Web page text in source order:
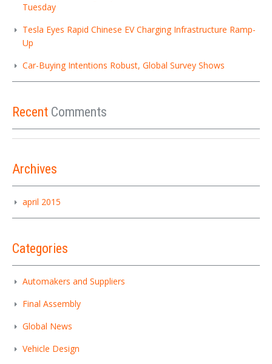
Tuesday
Tesla Eyes Rapid Chinese EV Charging Infrastructure Ramp-
Up
Car-Buying Intentions Robust, Global Survey Shows
Recent Comments
Archives
april 2015
Categories
Automakers and Suppliers
Final Assembly
Global News
Vehicle Design